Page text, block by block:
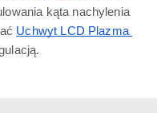
kąta nachylenia
Uchwyt LCD Plazma